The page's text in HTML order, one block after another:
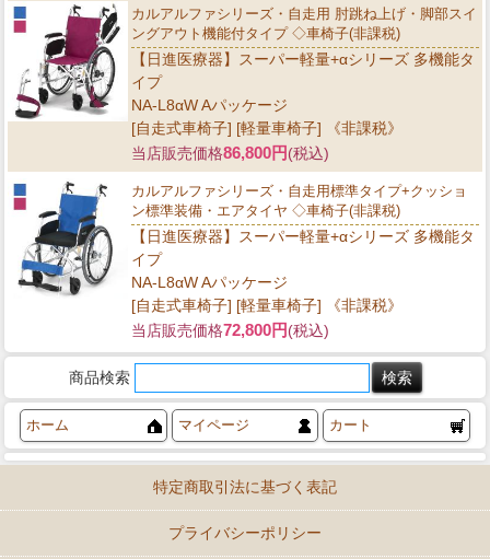
カルアルファシリーズ・自走用 肘跳ね上げ・脚部スイ
ングアウト機能付タイプ ◇車椅子(非課税)
【日進医療器】スーパー軽量+αシリーズ 多機能タ
イプ
NA-L8αW Aパッケージ
[自走式車椅子] [軽量車椅子] 《非課税》
当店販売価格86,800円(税込)
カルアルファシリーズ・自走用標準タイプ+クッショ
ン標準装備・エアタイヤ ◇車椅子(非課税)
【日進医療器】スーパー軽量+αシリーズ 多機能タ
イプ
NA-L8αW Aパッケージ
[自走式車椅子] [軽量車椅子] 《非課税》
当店販売価格72,800円(税込)
商品検索
ホーム マイページ カート
特定商取引法に基づく表記
プライバシーポリシー